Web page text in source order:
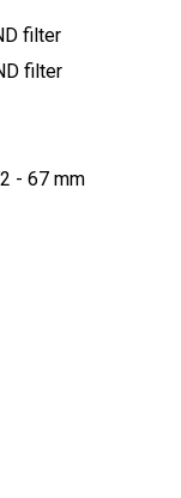
filter
filter
- 67 mm